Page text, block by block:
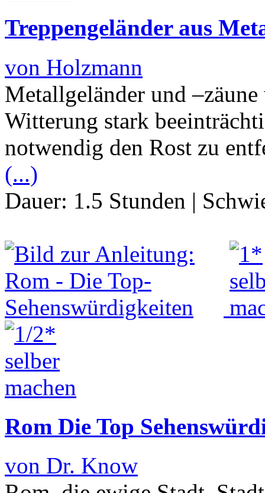
Treppengeländer aus
von Holzmann
Metallgeländer und
Witterung stark
notwendig den Rost zu
(...)
Dauer: 1.5 Stunden |
Rom Die Top
von Dr. Know